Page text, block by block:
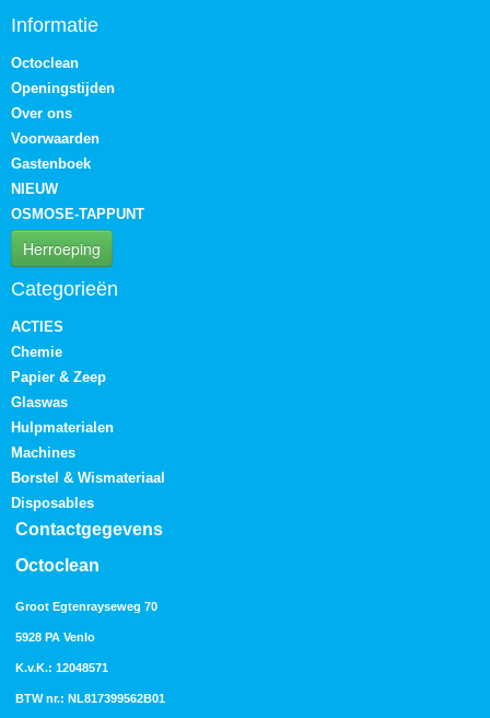
Informatie
Octoclean
Openingstijden
Over ons
Voorwaarden
Gastenboek
NIEUW
OSMOSE-TAPPUNT
Herroeping
Categorieën
ACTIES
Chemie
Papier & Zeep
Glaswas
Hulpmaterialen
Machines
Borstel & Wismateriaal
Disposables
Contactgegevens
Octoclean
Groot Egtenrayseweg 70
5928 PA Venlo
K.v.K.: 12048571
BTW nr.: NL817399562B01